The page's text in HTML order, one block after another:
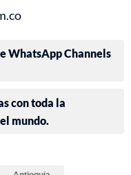
WhatsApp Channels
con toda la
mundo.